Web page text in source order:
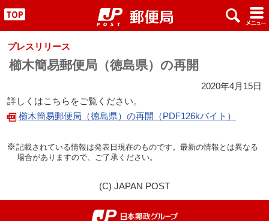
" x #
プレスリリース
櫛木簡易郵便局（徳島県）の再開
2020年4月15日
詳しくはこちらをご覧ください。
櫛木簡易郵便局（徳島県）の再開（PDF126kバイト）
記載されている情報は発表日現在のものです。最新の情報とは異なる
場合がありますので、ご了承ください。
(C) JAPAN POST